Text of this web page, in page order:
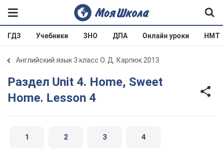
ГДЗ Учебники ЗНО ДПА Онлайн уроки НМТ
Английский язык 3 класс О. Д. Карпюк 2013
Раздел Unit 4. Home, Sweet
Home. Lesson 4
1 2 3 4